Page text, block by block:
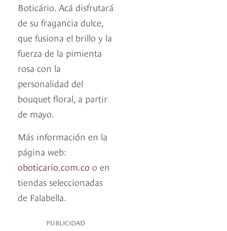
Boticário. Acá disfrutará
de su fragancia dulce,
que fusiona el brillo y la
fuerza de la pimienta
rosa con la
personalidad del
bouquet floral, a partir
de mayo.
Más información en la
página web:
oboticario.com.co o en
tiendas seleccionadas
de Falabella.
PUBLICIDAD